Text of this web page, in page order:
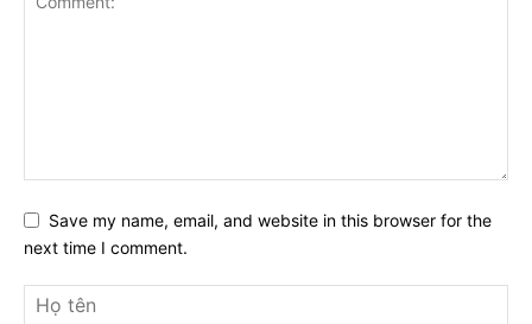
Save my name, email, and website in this browser for the
next time I comment.